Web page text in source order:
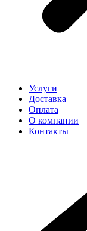
Услуги
Доставка
Оплата
О компании
Контакты